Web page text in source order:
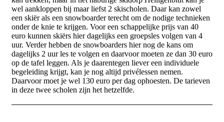
wel aankloppen bij maar liefst 2 skischolen. Daar kan zowel
een skiër als een snowboarder terecht om de nodige technieken
onder de knie te krijgen. Voor een schappelijke prijs van 40
euro kunnen skiërs hier dagelijks een groepsles volgen van 4
uur. Verder hebben de snowboarders hier nog de kans om
dagelijks 2 uur les te volgen en daarvoor moeten ze dan 30 euro
op de tafel leggen. Als je daarentegen liever een individuele
begeleiding krijgt, kan je nog altijd privélessen nemen.
Daarvoor moet je wel 130 euro per dag ophoesten. De tarieven
in deze twee scholen zijn het hetzelfde.